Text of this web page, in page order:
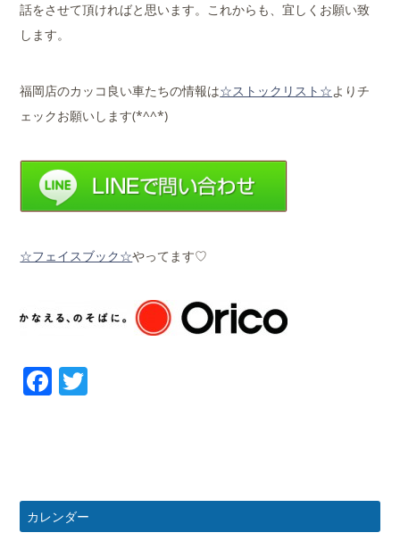
話をさせて頂ければと思います。これからも、宜しくお願い致
します。
福岡店のカッコ良い車たちの情報は☆ストックリスト☆よりチ
ェックお願いします(*^^*)
☆フェイスブック☆やってます♡
Facebook
カレンダー